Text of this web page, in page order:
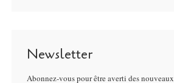
Newsletter
Abonnez-vous pour être averti des nouveaux